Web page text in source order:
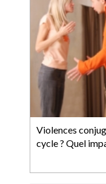
Violences
cycle ? Quel